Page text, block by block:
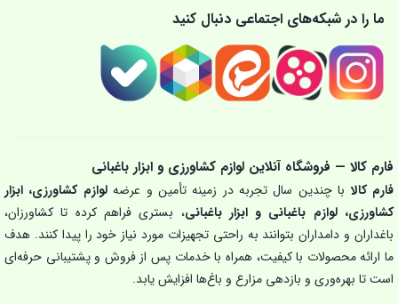
ما را در شبکه‌های اجتماعی دنبال کنید
فارم کالا — فروشگاه آنلاین لوازم کشاورزی و ابزار باغبانی
فارم کالا با چندین سال تجربه در زمینه تأمین و عرضهلوازم کشاورزی، ابزار
کشاورزی، لوازم باغبانی و ابزار باغبانی، بستری فراهم کرده تا کشاورزان،
باغداران و دامداران بتوانند به راحتی تجهیزات مورد نیاز خود را پیدا کنند. هدف
ما ارائه محصولات با کیفیت، همراه با خدمات پس از فروش و پشتیبانی حرفه‌ای
است تا بهره‌وری و بازدهی مزارع و باغ‌ها افزایش یابد.